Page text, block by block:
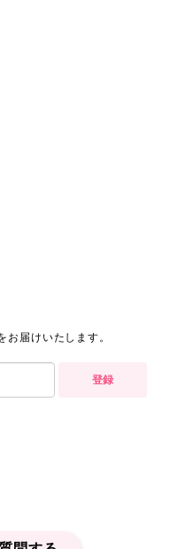
届けいたします。
登録